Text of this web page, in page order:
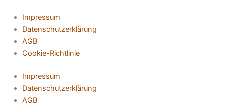
Impressum
Datenschutzerklärung
AGB
Cookie-Richtlinie
Impressum
Datenschutzerklärung
AGB